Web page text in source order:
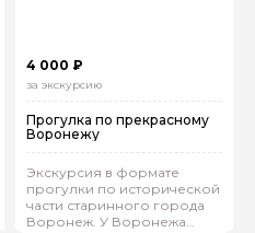
4 000 ₽
за экскурсию
Прогулка по прекрасному
Воронежу
Экскурсия в формате
прогулки по исторической
части старинного города
Воронеж. У Воронежа